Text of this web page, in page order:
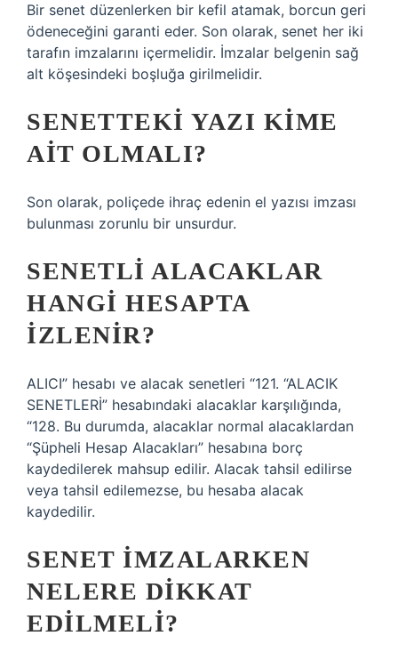
Bir senet düzenlerken bir kefil atamak, borcun geri
ödeneceğini garanti eder. Son olarak, senet her iki
tarafın imzalarını içermelidir. İmzalar belgenin sağ
alt köşesindeki boşluğa girilmelidir.
SENETTEKI YAZI KIME
AIT OLMALI?
Son olarak, poliçede ihraç edenin el yazısı imzası
bulunması zorunlu bir unsurdur.
SENETLI ALACAKLAR
HANGI HESAPTA
IZLENIR?
ALICI” hesabı ve alacak senetleri “121. “ALACIK
SENETLERİ” hesabındaki alacaklar karşılığında,
“128. Bu durumda, alacaklar normal alacaklardan
“Şüpheli Hesap Alacakları” hesabına borç
kaydedilerek mahsup edilir. Alacak tahsil edilirse
veya tahsil edilemezse, bu hesaba alacak
kaydedilir.
SENET IMZALARKEN
NELERE DIKKAT
EDILMELI?